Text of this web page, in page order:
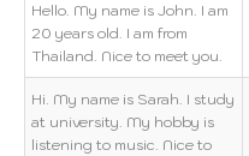
Hello. My name is John. I am
20 years old. I am from
Thailand. Nice to meet you.
Hi. My name is Sarah. I study
at university. My hobby is
listening to music. Nice to